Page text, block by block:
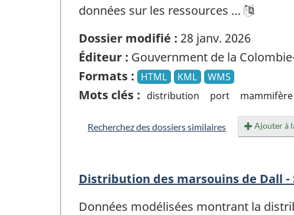
données sur les ressources …
Dossier modifié : 28 janv. 2026
Éditeur : Gouvernment de la
Formats : HTML KML WMS
Mots clés : distribution port
Recherchez des dossiers similaires Ajouter à
Distribution des marsouins de Dall
Données modélisées montrant la